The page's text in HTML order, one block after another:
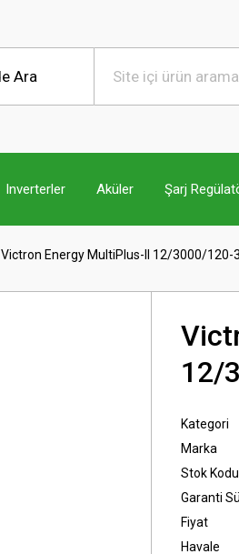
Inverterler Aküler Şarj
Victron Energy MultiPlus-II 12/3000/120-
12/
Kategori
Marka
Stok Kodu
Garanti
Fiyat
Havale